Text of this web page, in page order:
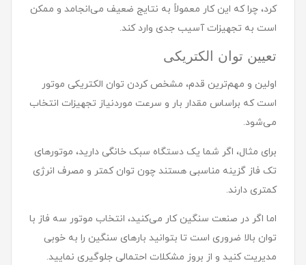
کرد، چرا که این کار معمولاً به نتایج ضعیف می‌انجامد و ممکن
است به تجهیزات آسیب جدی وارد کند.
تعیین توان الکتریکی
اولین و مهم‌ترین قدم، مشخص کردن توان الکتریکی موتور
است که براساس مقدار بار و سرعت موردنیاز تجهیزات انتخاب
می‌شود.
برای مثال، اگر شما یک دستگاه سبک خانگی دارید، موتورهای
تک فاز گزینه مناسبی هستند چون توان کمتر و مصرف انرژی
کمتری دارند.
اما اگر در صنعت سنگین کار می‌کنید، انتخاب موتور سه فاز با
توان بالا ضروری است تا بتوانید بارهای سنگین را به خوبی
مدیریت کنید و از بروز مشکلات احتمالی جلوگیری نمایید.